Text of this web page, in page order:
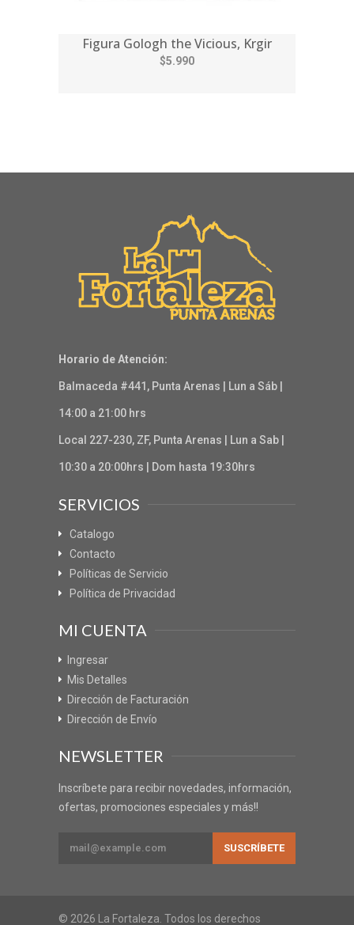
Figura Gologh the Vicious, Krgir
$5.990
Horario de Atención:
Balmaceda #441, Punta Arenas | Lun a Sáb |
14:00 a 21:00 hrs
Local 227-230, ZF, Punta Arenas | Lun a Sab |
10:30 a 20:00hrs | Dom hasta 19:30hrs
SERVICIOS
Catalogo
Contacto
Políticas de Servicio
Política de Privacidad
MI CUENTA
Ingresar
Mis Detalles
Dirección de Facturación
Dirección de Envío
NEWSLETTER
Inscríbete para recibir novedades, información,
ofertas, promociones especiales y más!!
© 2026 La Fortaleza. Todos los derechos